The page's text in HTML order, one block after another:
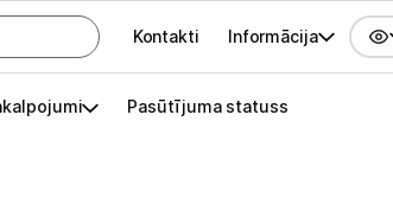
Galvenes izvēlne
Kontakti Informācija
Pasūtījuma statuss